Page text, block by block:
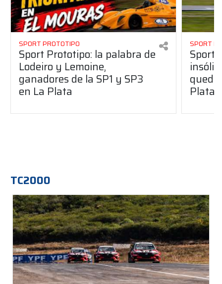
SPORT PROTOTIPO
Sport Prototipo: la palabra de
Lodeiro y Lemoine,
ganadores de la SP1 y SP3
en La Plata
SPORT
Sport
Plata
TC2000